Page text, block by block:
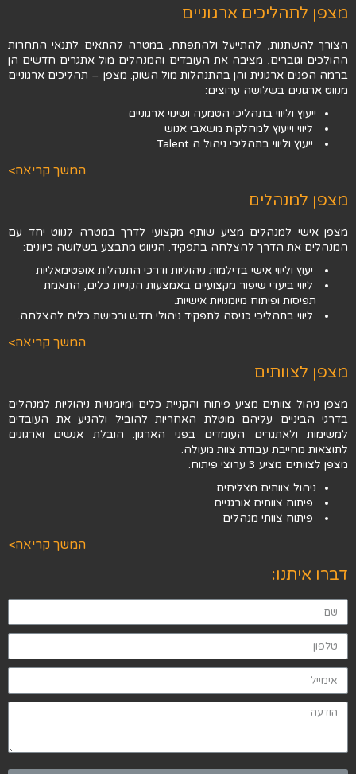
מצפן לתהליכים ארגוניים
הצורך להשתנות, להתייעל ולהתפתח, במטרה להתאים לתנאי התחרות
ההולכים וגוברים, מציבה את העובדים והמנהלים מול אתגרים חדשים הן
ברמה הפנים ארגונית והן בהתנהלות מול השוק. מצפן – תהליכים ארגוניים
מנווט ארגונים בשלושה ערוצים:
ייעוץ וליווי בתהליכי הטמעה ושינוי ארגוניים
ליווי וייעוץ למחלקות משאבי אנוש
ייעוץ וליווי בתהליכי ניהול ה Talent
המשך קריאה>
מצפן למנהלים
מצפן אישי למנהלים מציע שותף מקצועי לדרך במטרה לנווט יחד עם
המנהלים את הדרך להצלחה בתפקיד. הניווט מתבצע בשלושה כיוונים:
יעוץ וליווי אישי בדילמות ניהוליות ודרכי התנהלות אופטימאליות
ליווי ביעדי שיפור מקצועיים באמצעות הקניית כלים, התאמת
תפיסות ופיתוח מיומנויות אישיות.
ליווי בתהליכי כניסה לתפקיד ניהולי חדש ורכישת כלים להצלחה.
המשך קריאה>
מצפן לצוותים
מצפן ניהול צוותים מציע פיתוח והקניית כלים ומיומנויות ניהוליות למנהלים
בדרגי הביניים עליהם מוטלת האחריות להוביל ולהניע את העובדים
למשימות ולאתגרים העומדים בפני הארגון. הובלת אנשים וארגונים
לתוצאות מחייבת עבודת צוות מעולה.
מצפן לצוותים מציע 3 ערוצי פיתוח:
ניהול צוותים מצליחים
פיתוח צוותים אורגניים
פיתוח צוותי מנהלים
המשך קריאה>
דברו איתנו: